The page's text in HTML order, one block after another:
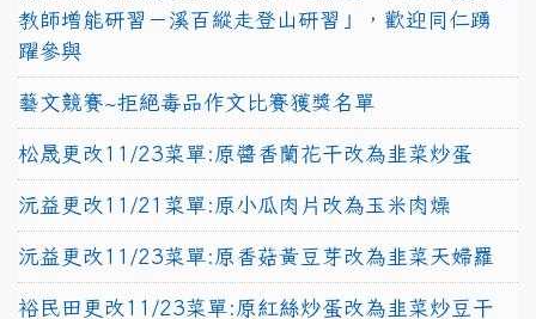
教師增能研習－溪百縱走登山研習」，歡迎同仁踴
躍參與
藝文競賽~拒絕毒品作文比賽獲獎名單
松晟更改11/23菜單:原醬香蘭花干改為韭菜炒蛋
沅益更改11/21菜單:原小瓜肉片改為玉米肉燥
沅益更改11/23菜單:原香菇黃豆芽改為韭菜天婦羅
裕民田更改11/23菜單:原紅絲炒蛋改為韭菜炒豆干